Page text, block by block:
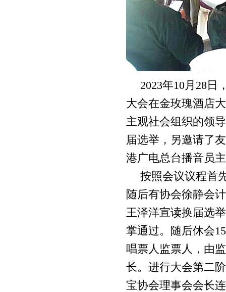
2023年10月 28日
大会在金玫瑰酒店
主观社会组织的领
届选举，另邀请了
港广电总台播音员
按照会议议程首
随后有协会徐静会
王泽洋宣读换届选
掌通过。随后休会15
唱票人监票人，由
长。进行大会第二
宝协会理事会会长